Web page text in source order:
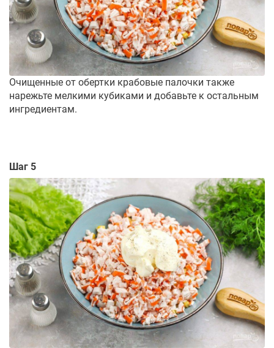
Очищенные от обертки крабовые палочки также
нарежьте мелкими кубиками и добавьте к остальным
ингредиентам.
Шаг 5